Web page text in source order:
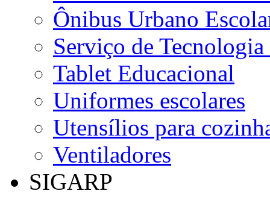
Ônibus Urbano
Serviço de
Tablet Educacional
Uniformes escolares
Utensílios para
Ventiladores
SIGARP